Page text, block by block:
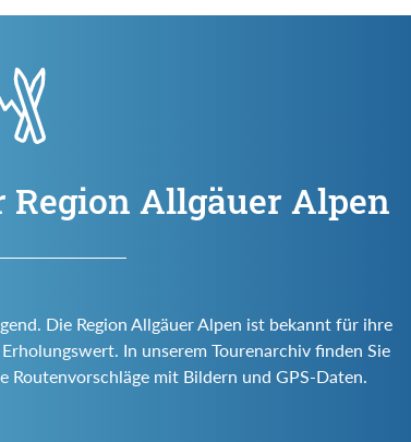
Region Allgäuer Alpen
Die Region Allgäuer Alpen ist bekannt für ihre
In unserem Tourenarchiv finden Sie
mit Bildern und GPS-Daten.